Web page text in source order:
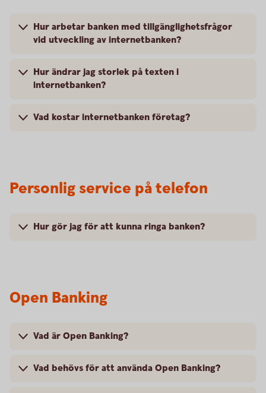
Hur arbetar banken med tillgänglighetsfrågor
vid utveckling av internetbanken?
Hur ändrar jag storlek på texten i
internetbanken?
Vad kostar internetbanken företag?
Personlig service på telefon
Hur gör jag för att kunna ringa banken?
Open Banking
Vad är Open Banking?
Vad behövs för att använda Open Banking?